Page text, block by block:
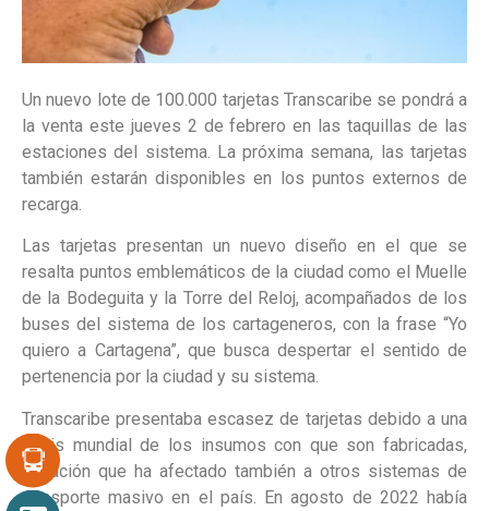
Un nuevo lote de 100.000 tarjetas Transcaribe se pondrá a
la venta este jueves 2 de febrero en las taquillas de las
estaciones del sistema. La próxima semana, las tarjetas
también estarán disponibles en los puntos externos de
recarga.
Las tarjetas presentan un nuevo diseño en el que se
resalta puntos emblemáticos de la ciudad como el Muelle
de la Bodeguita y la Torre del Reloj, acompañados de los
buses del sistema de los cartageneros, con la frase “Yo
quiero a Cartagena”, que busca despertar el sentido de
pertenencia por la ciudad y su sistema.
Transcaribe presentaba escasez de tarjetas debido a una
crisis mundial de los insumos con que son fabricadas,
situación que ha afectado también a otros sistemas de
transporte masivo en el país. En agosto de 2022 había